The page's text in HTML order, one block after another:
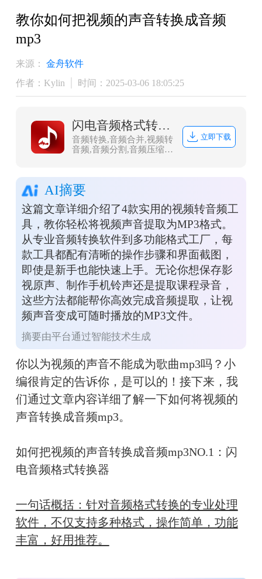
教你如何把视频的声音转换成音频
mp3
来源：
金舟软件
作者：Kylin
时间：2025-03-06 18:05:25
闪电音频格式转换器
音频转换,音频合并,视频转
音频,音频分割,音频压缩,
的音乐音频转换软件，集
合了音频格式转换、音频
合并、视频音频提取、音
频分割、音频压缩、视频
转音频，调整声音大小等
多种功能。
立即下载
AI摘要
这篇文章详细介绍了4款实用的视频转音频工
具，教你轻松将视频声音提取为MP3格式。
从专业音频转换软件到多功能格式工厂，每
款工具都配有清晰的操作步骤和界面截图，
即使是新手也能快速上手。无论你想保存影
视原声、制作手机铃声还是提取课程录音，
这些方法都能帮你高效完成音频提取，让视
频声音变成可随时播放的MP3文件。
摘要由平台通过智能技术生成
你以为视频的声音不能成为歌曲mp3吗？小
编很肯定的告诉你，是可以的！接下来，我
们通过文章内容详细了解一下如何将视频的
声音转换成音频mp3。
如何把视频的声音转换成音频mp3NO.1：闪
电音频格式转换器
一句话概括：针对音频格式转换的专业处理
软件，不仅支持多种格式，操作简单，功能
丰富，好用推荐。